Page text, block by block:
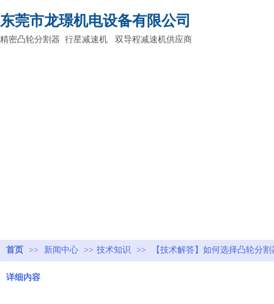
东莞市龙璟机电设备有限公司
精密凸轮分割器 行星减速机 双导程减速机供应商
首页 >> 新闻中心 >> 技术知识 >> 【技术解答】如何选择凸轮分
详细内容